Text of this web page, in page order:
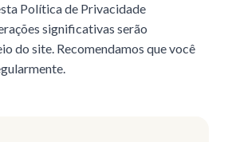
Política de Privacidade
significativas serão
do site. Recomendamos que você